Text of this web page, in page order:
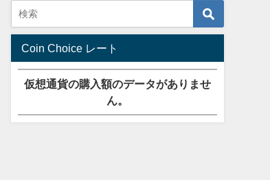
Coin Choice レート
仮想通貨の購入額のデータがありませ
ん。